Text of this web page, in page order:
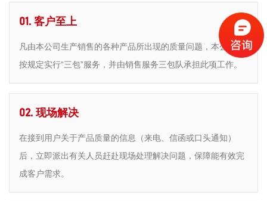
01. 客户至上
凡由本公司生产销售的各种产品所出现的质量问题，本公司均
按规定实行“三包”服务，并由销售服务三包队承担此项工作。
02. 现场解决
在接到用户关于产品质量的信息（来电、信函或口头通知）
后，立即派出有关人员赶赴现场处理解决问题，保障能有效完
成客户需求。